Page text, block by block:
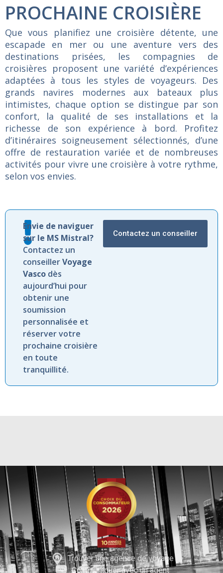
PROCHAINE CROISIÈRE
Que vous planifiez une croisière détente, une
escapade en mer ou une aventure vers des
destinations prisées, les compagnies de
croisières proposent une variété d’expériences
adaptées à tous les styles de voyageurs. Des
grands navires modernes aux bateaux plus
intimistes, chaque option se distingue par son
confort, la qualité de ses installations et la
richesse de son expérience à bord. Profitez
d’itinéraires soigneusement sélectionnés, d’une
offre de restauration variée et de nombreuses
activités pour vivre une croisière à votre rythme,
selon vos envies.
Envie de naviguer
sur le MS Mistral?
Contactez un
conseillerVoyage
Vasco dès
aujourd’hui pour
obtenir une
soumission
personnalisée et
réserver votre
prochaine croisière
en toute
tranquillité.
Contactez un conseiller
Trouver une agence de voyage
Communiquer avec un agent